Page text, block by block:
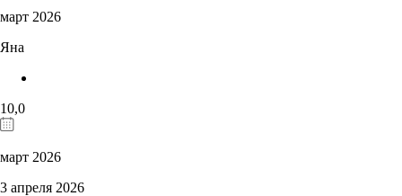
март 2026
Яна
10,0
март 2026
3 апреля 2026